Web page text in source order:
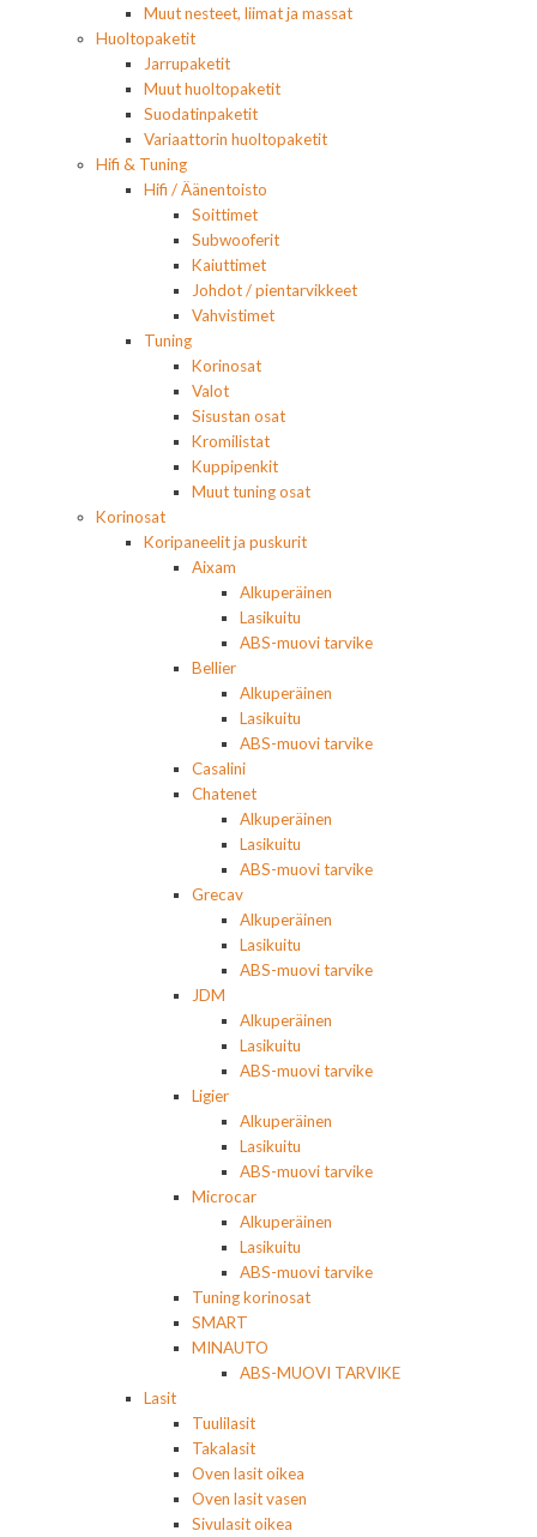
Muut nesteet, liimat ja massat
Huoltopaketit
Jarrupaketit
Muut huoltopaketit
Suodatinpaketit
Variaattorin huoltopaketit
Hifi & Tuning
Hifi / Äänentoisto
Soittimet
Subwooferit
Kaiuttimet
Johdot / pientarvikkeet
Vahvistimet
Tuning
Korinosat
Valot
Sisustan osat
Kromilistat
Kuppipenkit
Muut tuning osat
Korinosat
Koripaneelit ja puskurit
Aixam
Alkuperäinen
Lasikuitu
ABS-muovi tarvike
Bellier
Alkuperäinen
Lasikuitu
ABS-muovi tarvike
Casalini
Chatenet
Alkuperäinen
Lasikuitu
ABS-muovi tarvike
Grecav
Alkuperäinen
Lasikuitu
ABS-muovi tarvike
JDM
Alkuperäinen
Lasikuitu
ABS-muovi tarvike
Ligier
Alkuperäinen
Lasikuitu
ABS-muovi tarvike
Microcar
Alkuperäinen
Lasikuitu
ABS-muovi tarvike
Tuning korinosat
SMART
MINAUTO
ABS-MUOVI TARVIKE
Lasit
Tuulilasit
Takalasit
Oven lasit oikea
Oven lasit vasen
Sivulasit oikea